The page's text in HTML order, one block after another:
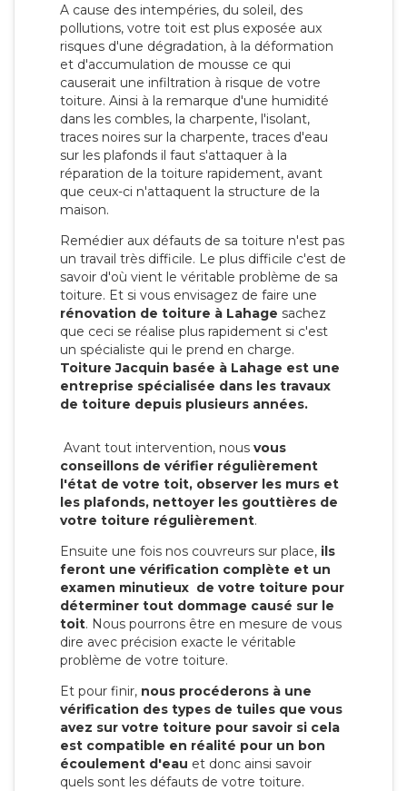
A cause des intempéries, du soleil, des
pollutions, votre toit est plus exposée aux
risques d'une dégradation, à la déformation
et d'accumulation de mousse ce qui
causerait une infiltration à risque de votre
toiture. Ainsi à la remarque d'une humidité
dans les combles, la charpente, l'isolant,
traces noires sur la charpente, traces d'eau
sur les plafonds il faut s'attaquer à la
réparation de la toiture rapidement, avant
que ceux-ci n'attaquent la structure de la
maison.
Remédier aux défauts de sa toiture n'est pas
un travail très difficile. Le plus difficile c'est de
savoir d'où vient le véritable problème de sa
toiture. Et si vous envisagez de faire une
rénovation de toiture à Lahage sachez
que ceci se réalise plus rapidement si c'est
un spécialiste qui le prend en charge.
Toiture Jacquin basée à Lahage est une
entreprise spécialisée dans les travaux
de toiture depuis plusieurs années.
Avant tout intervention, nous vous
conseillons de vérifier régulièrement
l'état de votre toit, observer les murs et
les plafonds, nettoyer les gouttières de
votre toiture régulièrement.
Ensuite une fois nos couvreurs sur place, ils
feront une vérification complète et un
examen minutieux de votre toiture pour
déterminer tout dommage causé sur le
toit. Nous pourrons être en mesure de vous
dire avec précision exacte le véritable
problème de votre toiture.
Et pour finir, nous procéderons à une
vérification des types de tuiles que vous
avez sur votre toiture pour savoir si cela
est compatible en réalité pour un bon
écoulement d'eau et donc ainsi savoir
quels sont les défauts de votre toiture.